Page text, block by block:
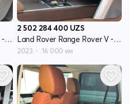
Land Rover Range Rover V - поколение
2 502 284 400 UZS
Land Rover Range Rover V - поколение
2023 16 000 км